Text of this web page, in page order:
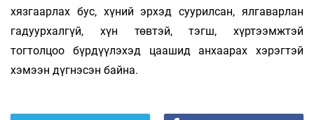
хязгаарлах бус, хүний эрхэд суурилсан, ялгаварлан
гадуурхалгүй, хүн төвтэй, тэгш, хүртээмжтэй
тогтолцоо бүрдүүлэхэд цаашид анхаарах хэрэгтэй
хэмээн дүгнэсэн байна.